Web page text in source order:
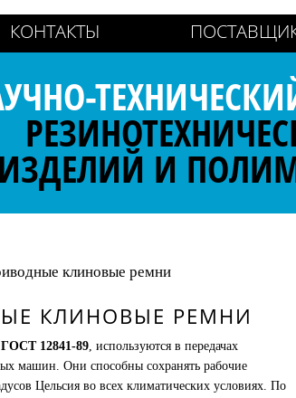
КОНТАКТЫ
ИЗДЕЛИЙ И
клиновые ремни
КЛИНОВЫЕ РЕМНИ
ГОСТ 12841-89, используются в передачах
машин. Они способны сохранять рабочие
Цельсия во всех климатических условиях. По